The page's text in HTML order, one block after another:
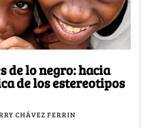
de lo negro: hacia
de los estereotipos
CHÁVEZ FERRIN